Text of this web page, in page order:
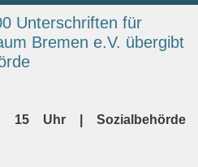
Unterschriften für
Bremen e.V. übergibt
| 15 Uhr | Sozialbehörde